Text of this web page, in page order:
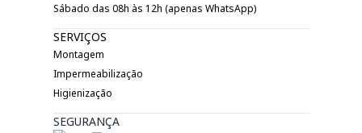
Sábado das 08h às 12h (apenas WhatsApp)
SERVIÇOS
Montagem
Impermeabilização
Higienização
SEGURANÇA